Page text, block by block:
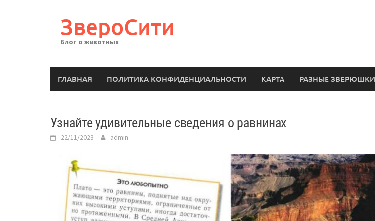
ЗвероСити
Блог о животных
ГЛАВНАЯ ПОЛИТИКА КОНФИДЕНЦИАЛЬНОСТИ КАРТА РАЗНЫЕ ЗВЕРЮШКИ
Узнайте удивительные сведения о равнинах
22/11/2023 admin